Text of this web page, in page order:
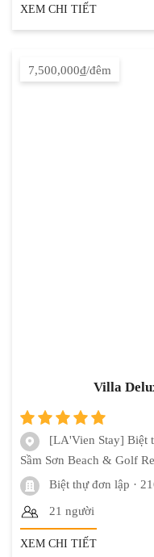
XEM CHI TIẾT
7,500,000₫/đêm
Villa
[LA'Vien Stay] Biệt
Sầm Sơn Beach & Golf
Biệt thự đơn lập ·
21 người
XEM CHI TIẾT